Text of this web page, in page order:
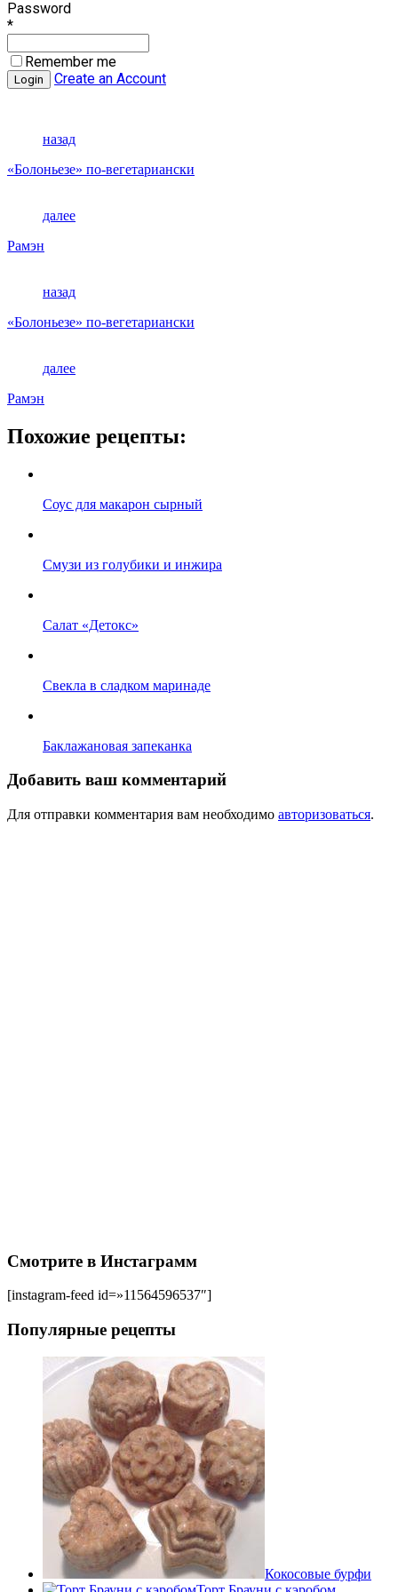
Password
*
Remember me
Create an Account
назад
«Болоньезе» по-вегетариански
далее
Рамэн
назад
«Болоньезе» по-вегетариански
далее
Рамэн
Похожие рецепты:
Соус для макарон сырный
Смузи из голубики и инжира
Салат «Детокс»
Свекла в сладком маринаде
Баклажановая запеканка
Добавить ваш комментарий
Для отправки комментария вам необходимо авторизоваться.
Смотрите в Инстаграмм
[instagram-feed id=»11564596537″]
Популярные рецепты
Кокосовые бурфи